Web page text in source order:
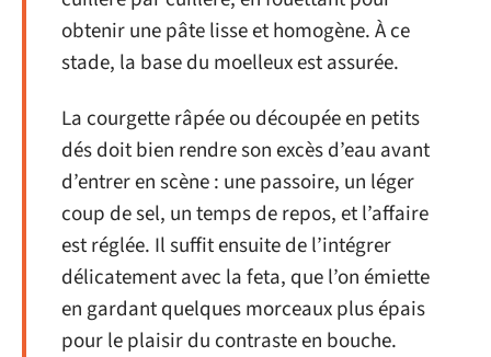
obtenir une pâte lisse et homogène. À ce
stade, la base du moelleux est assurée.
La courgette râpée ou découpée en petits
dés doit bien rendre son excès d’eau avant
d’entrer en scène : une passoire, un léger
coup de sel, un temps de repos, et l’affaire
est réglée. Il suffit ensuite de l’intégrer
délicatement avec la feta, que l’on émiette
en gardant quelques morceaux plus épais
pour le plaisir du contraste en bouche.